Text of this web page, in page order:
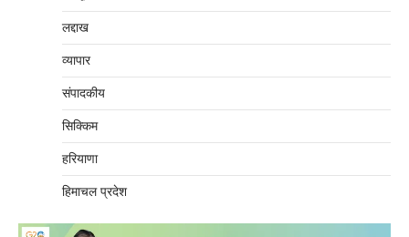
लद्दाख
व्यापार
संपादकीय
सिक्किम
हरियाणा
हिमाचल प्रदेश